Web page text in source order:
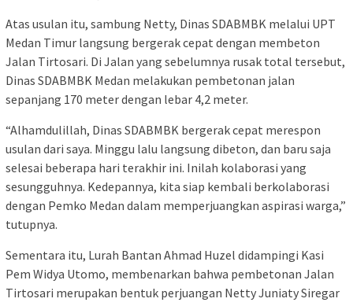
Atas usulan itu, sambung Netty, Dinas SDABMBK melalui UPT
Medan Timur langsung bergerak cepat dengan membeton
Jalan Tirtosari. Di Jalan yang sebelumnya rusak total tersebut,
Dinas SDABMBK Medan melakukan pembetonan jalan
sepanjang 170 meter dengan lebar 4,2 meter.
“Alhamdulillah, Dinas SDABMBK bergerak cepat merespon
usulan dari saya. Minggu lalu langsung dibeton, dan baru saja
selesai beberapa hari terakhir ini. Inilah kolaborasi yang
sesungguhnya. Kedepannya, kita siap kembali berkolaborasi
dengan Pemko Medan dalam memperjuangkan aspirasi warga,”
tutupnya.
Sementara itu, Lurah Bantan Ahmad Huzel didampingi Kasi
Pem Widya Utomo, membenarkan bahwa pembetonan Jalan
Tirtosari merupakan bentuk perjuangan Netty Juniaty Siregar